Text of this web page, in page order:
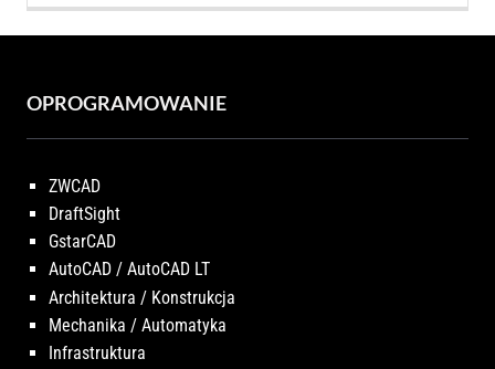
OPROGRAMOWANIE
ZWCAD
DraftSight
GstarCAD
AutoCAD / AutoCAD LT
Architektura / Konstrukcja
Mechanika / Automatyka
Infrastruktura